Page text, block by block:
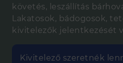
követés, leszállítás
Lakatosok, bádogosok,
kivitelezők jelentkezését
Kivitelező szeretnék